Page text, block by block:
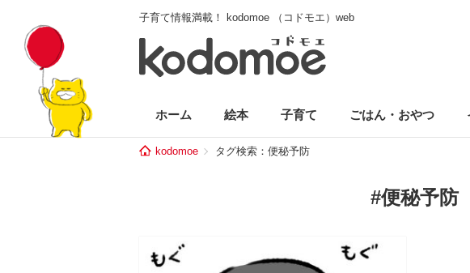
子育て情報満載！ kodomoe （コドモエ）web
ホーム 絵本 子育て ごはん・おやつ
kodomoe タグ検索：便秘予防
#便秘予防